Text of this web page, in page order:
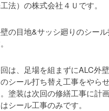
法）の株式会社４Ｕです。
の目地&サッシ廻りのシー
は、足場を組まずにALC外
シール打ち替え工事をやら
塗装は次回の修繕工事に計
シール工事のみです。